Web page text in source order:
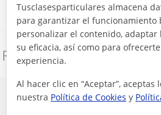
Denunciar este perfil
Otros profesores de
Tusclasesparticulares almacena
para garantizar el funcionamiento
personalizar el contenido,
su eficacia, así como para
experiencia.
Al hacer clic en “Aceptar”, aceptas
nuestra Política de Cookies y